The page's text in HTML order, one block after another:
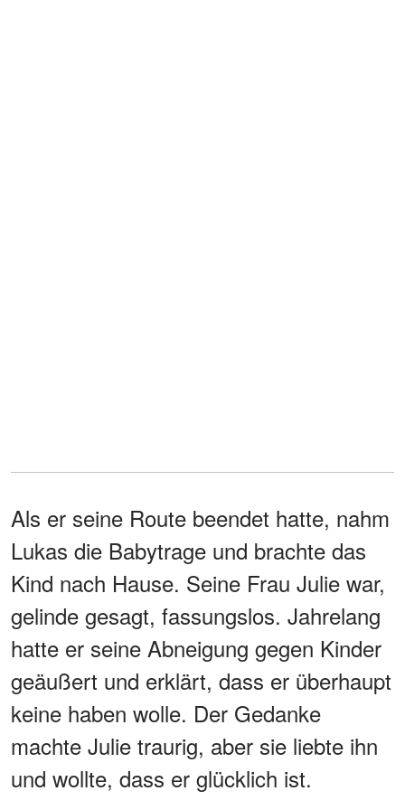
Als er seine Route beendet hatte, nahm
Lukas die Babytrage und brachte das
Kind nach Hause. Seine Frau Julie war,
gelinde gesagt, fassungslos. Jahrelang
hatte er seine Abneigung gegen Kinder
geäußert und erklärt, dass er überhaupt
keine haben wolle. Der Gedanke
machte Julie traurig, aber sie liebte ihn
und wollte, dass er glücklich ist.